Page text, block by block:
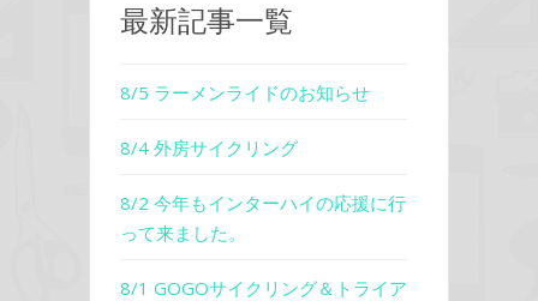
最新記事一覧
8/5 ラーメンライドのお知らせ
8/4 外房サイクリング
8/2 今年もインターハイの応援に行
って来ました。
8/1 GOGOサイクリング＆トライア